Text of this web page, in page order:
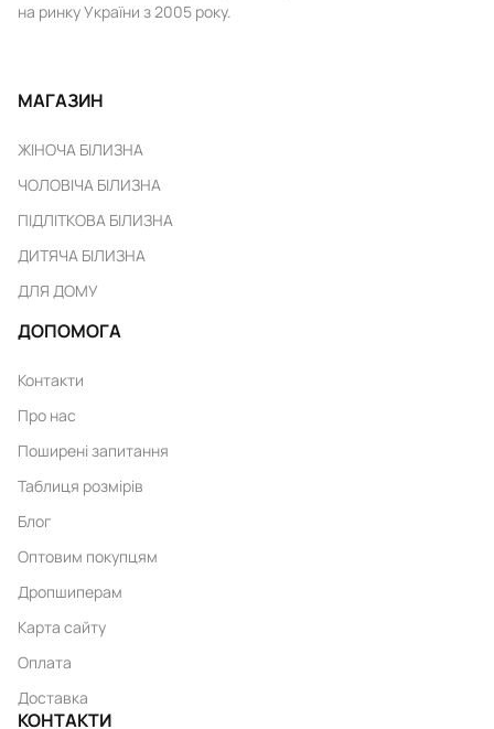
на ринку України з 2005 року.
МАГАЗИН
ЖІНОЧА БІЛИЗНА
ЧОЛОВІЧА БІЛИЗНА
ПІДЛІТКОВА БІЛИЗНА
ДИТЯЧА БІЛИЗНА
ДЛЯ ДОМУ
ДОПОМОГА
Контакти
Про нас
Поширені запитання
Таблиця розмірів
Блог
Оптовим покупцям
Дропшиперам
Карта сайту
Оплата
Доставка
КОНТАКТИ